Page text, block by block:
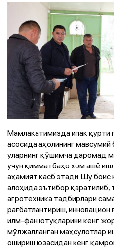
Мамлакатимизда ипак
асосида аҳолининг
уларнинг қўшимча даромад
учун қимматбаҳо хом ашё
аҳамият касб этади. Шу боис
алоҳида эътибор қаратилиб,
агротехника тадбирлари
рағбатлантириш, инновацион
илм-фан ютуқларини кенг
мўлжалланган маҳсулотлар
ошириш юзасидан кенг